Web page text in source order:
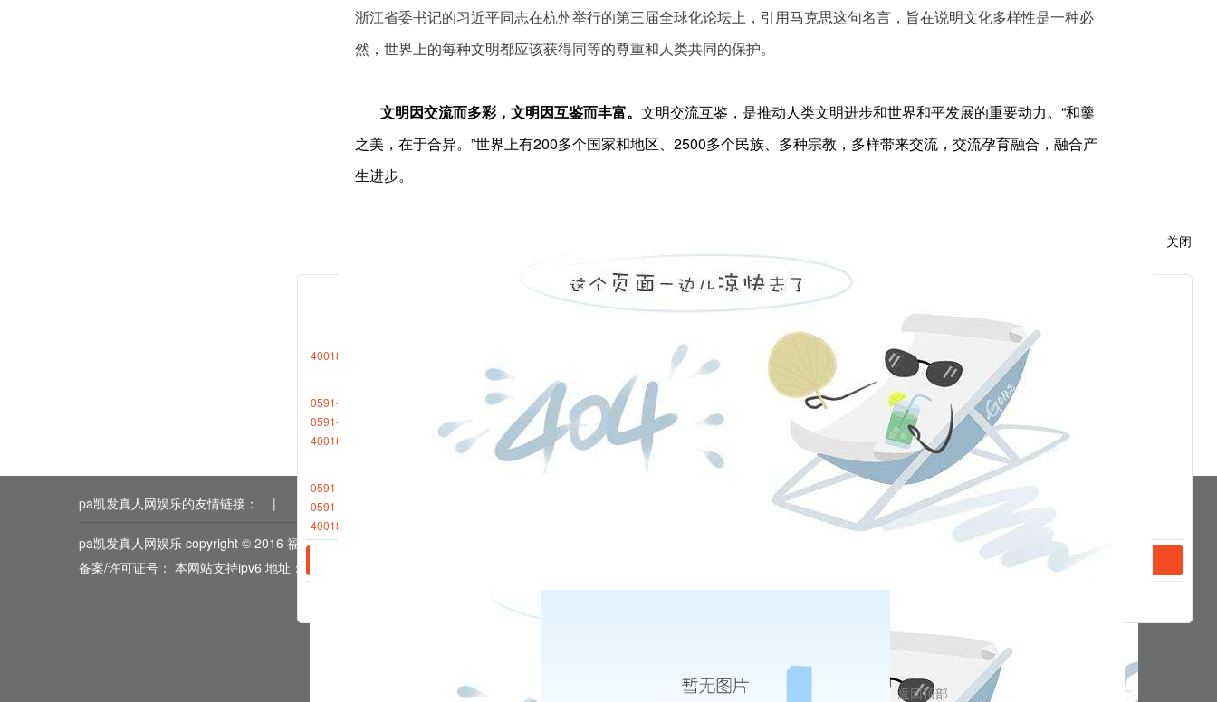
浙江省委书记的习近平同志在杭州举行的第三届全球化论坛上，引用马克思这句名言，旨在说明文化多样性是一种必
然，世界上的每种文明都应该获得同等的尊重和人类共同的保护。
文明因交流而多彩，文明因互鉴而丰富。 文明交流互鉴，是推动人类文明进步和世界和平发展的重要动力。“和羹
之美，在于合异。”世界上有200多个国家和地区、2500多个民族、多种宗教，多样带来交流，交流孕育融合，融合产
生进步。
流超越文明隔阂，以文明互鉴超越文明冲突，以文明共存超越文明优越，各国才能同心协力、携手前行，让我们的星
球更为璀璨、人类的明天更加美好。
中央纪委国家监委公开通报十起违反中央八项规定精神典型问题
严查严防节日病
pa凯发真人网娱乐的友情链接： | |
pa凯发真人网娱乐 copyright © 2016 福能期货股份有限公司 本网站所载文章和数据仅供参考，使用前务请核实，风险自负。
备案/许可证号： 本网站支持ipv6 地址：福州市鼓楼区五四路75号海西商务大厦31层
关闭
在线客服
4001868696转1
日盘下单电话：
0591-88013377
0591-87727306
4001868696转2
夜盘下单电话：
0591-88013380
0591-87512570
4001868696转2
返回顶部